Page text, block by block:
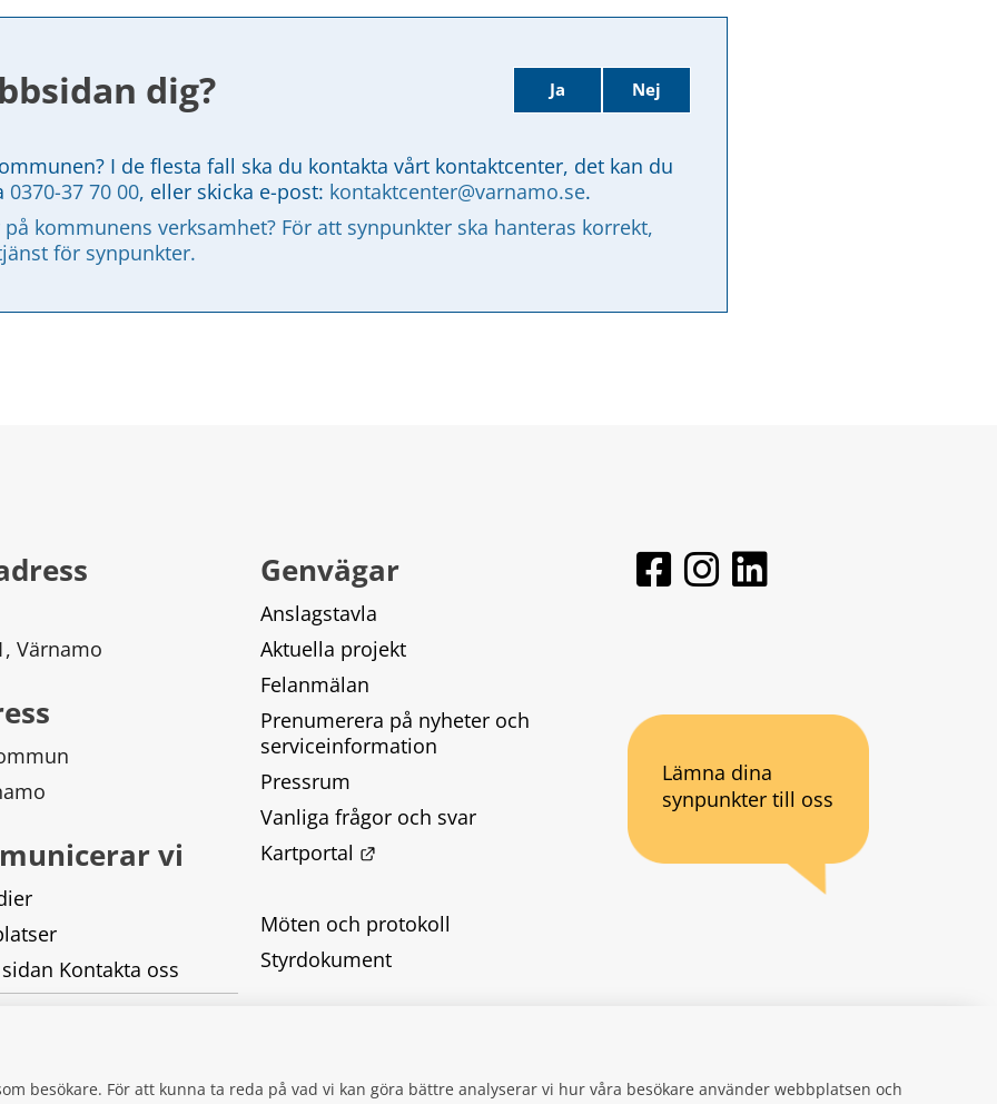
besökare. För att kunna ta reda på vad vi kan göra bättre analyserar vi hur våra besökare använder webbplatsen och
dig? Ja Nej
I de flesta fall ska du kontakta vårt kontaktcenter, det kan du
0370-37 70 00, eller skicka e-post: kontaktcenter@varnamo.se.
kommunens verksamhet? För att synpunkter ska hanteras korrekt,
för synpunkter.
Värnamo
vi
Kontakta oss
Genvägar
Anslagstavla
Aktuella projekt
Felanmälan
Prenumerera på nyheter och
serviceinformation
Pressrum
Vanliga frågor och svar
Kartportal
Möten och protokoll
Styrdokument
Lämna dina
synpunkter till oss